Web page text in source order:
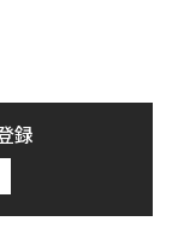
ペタバイトのデ
。
ノベーション
録